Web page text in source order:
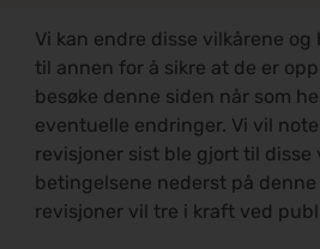
Vi kan endre disse vilkårene
til annen for å sikre at de er
besøke denne siden når som
eventuelle endringer. Vi vil
revisjoner sist ble gjort til disse
betingelsene nederst på
revisjoner vil tre i kraft ved